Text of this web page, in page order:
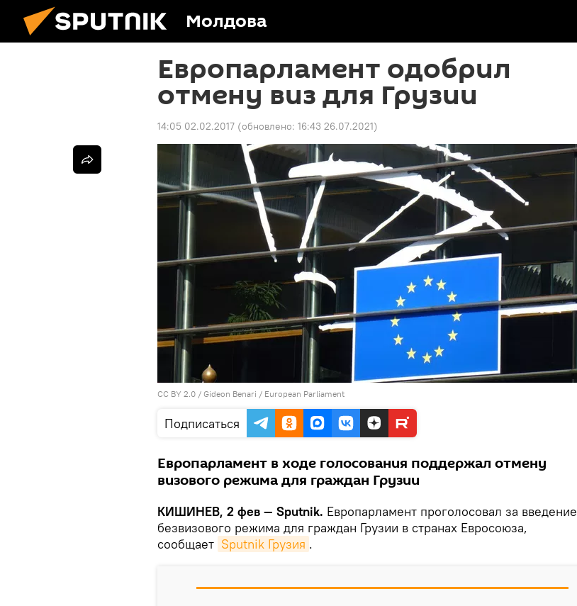
Молдова
Европарламент одобрил
отмену виз для Грузии
14:05 02.02.2017 (обновлено: 16:43 26.07.2021)
CC BY 2.0 / Gideon Benari / European Parliament
Подписаться
Европарламент в ходе голосования поддержал отмену
визового режима для граждан Грузии
КИШИНЕВ, 2 фев — Sputnik. Европарламент проголосовал за введение
безвизового режима для граждан Грузии в странах Евросоюза,
сообщает Sputnik Грузия .